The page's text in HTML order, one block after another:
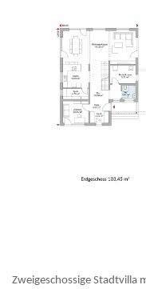
Zweigeschossige Stadtvilla